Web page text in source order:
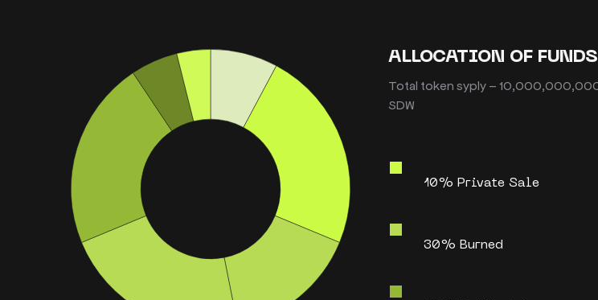
ALLOCATION OF FUNDS
Total token syply –
SDW
10% Private Sale
30% Burned